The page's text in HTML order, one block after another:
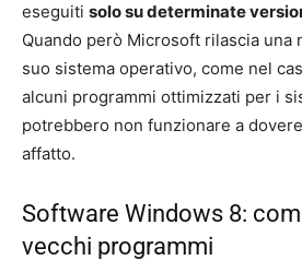
eseguiti solo su determinate
Quando però Microsoft rilascia una
suo sistema operativo, come nel
alcuni programmi ottimizzati per i
potrebbero non funzionare a
affatto.
Software Windows 8:
vecchi programmi